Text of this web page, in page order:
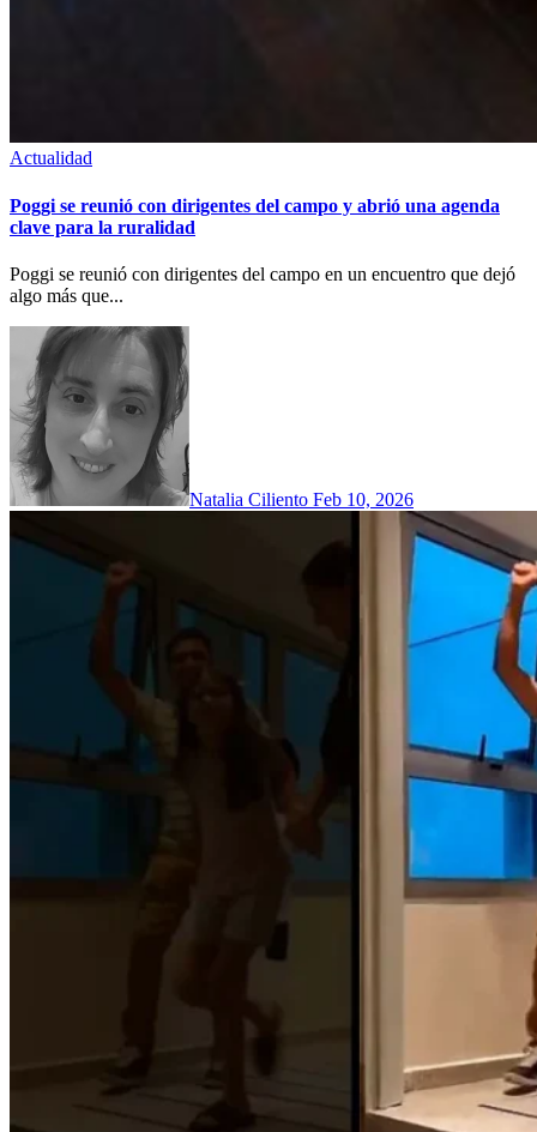
Actualidad
Poggi se reunió con dirigentes del campo y abrió una agenda
clave para la ruralidad
Poggi se reunió con dirigentes del campo en un encuentro que dejó
algo más que...
Natalia Ciliento Feb 10, 2026